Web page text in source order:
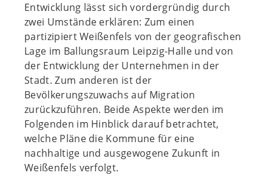
Entwicklung lässt sich vordergründig durch
zwei Umstände erklären: Zum einen
partizipiert Weißenfels von der geografischen
Lage im Ballungsraum Leipzig-Halle und von
der Entwicklung der Unternehmen in der
Stadt. Zum anderen ist der
Bevölkerungszuwachs auf Migration
zurückzuführen. Beide Aspekte werden im
Folgenden im Hinblick darauf betrachtet,
welche Pläne die Kommune für eine
nachhaltige und ausgewogene Zukunft in
Weißenfels verfolgt.